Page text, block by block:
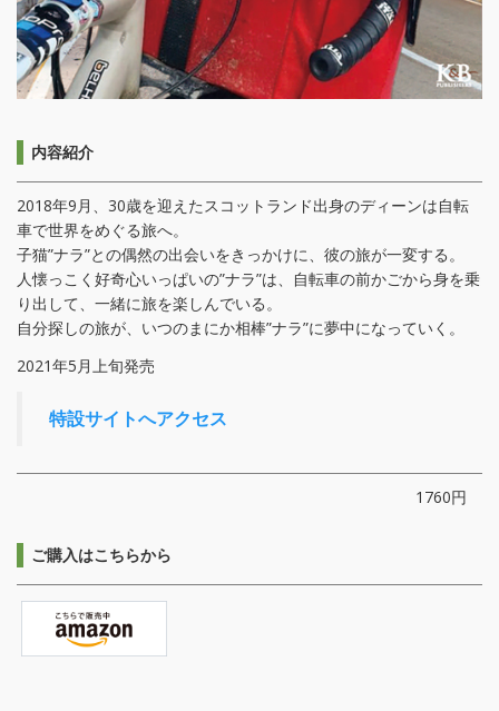
内容紹介
2018年9月、30歳を迎えたスコットランド出身のディーンは自転
車で世界をめぐる旅へ。
子猫”ナラ”との偶然の出会いをきっかけに、彼の旅が一変する。
人懐っこく好奇心いっぱいの”ナラ”は、自転車の前かごから身を乗
り出して、一緒に旅を楽しんでいる。
自分探しの旅が、いつのまにか相棒”ナラ”に夢中になっていく。
2021年5月上旬発売
特設サイトへアクセス
1760円
ご購入はこちらから